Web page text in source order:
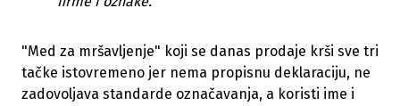
"Med za mršavljenje" koji se danas prodaje krši sve tri
tačke istovremeno jer nema propisnu deklaraciju, ne
zadovoljava standarde označavanja, a koristi ime i